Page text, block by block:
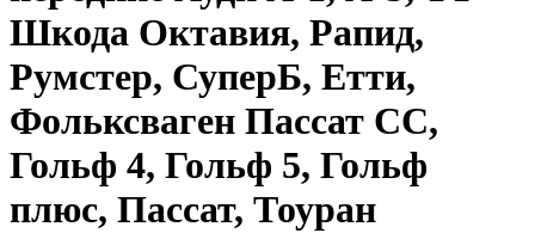
Шкода Октавия, Рапид,
Румстер, СуперБ, Етти,
Фольксваген Пассат СС,
Гольф 4, Гольф 5, Гольф
плюс, Пассат, Тоуран